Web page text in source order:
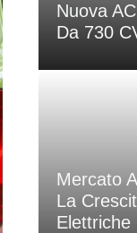
Nuova
Da 730
Mercato
La
Elettriche